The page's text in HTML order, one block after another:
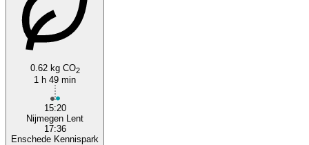
0.62 kg CO2
1 h 49 min
15:20
Nijmegen Lent
17:36
Enschede Kennispark